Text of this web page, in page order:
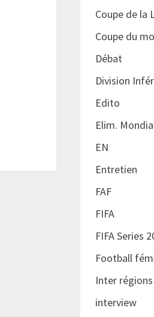
Coupe de la
Coupe du
Débat
Division
Edito
Elim.
EN
Entretien
FAF
FIFA
FIFA Series
Football
Inter régions
interview